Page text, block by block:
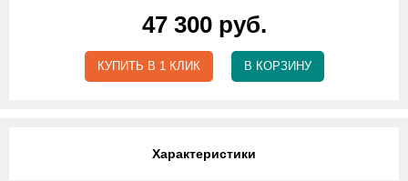
47 300 руб.
КУПИТЬ В 1 КЛИК В КОРЗИНУ
Характеристики